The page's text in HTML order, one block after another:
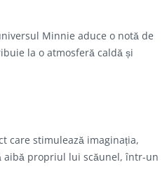
Minnie aduce o notă de
la o atmosferă caldă și
care stimulează imaginația,
aibă propriul lui scăunel, într-un